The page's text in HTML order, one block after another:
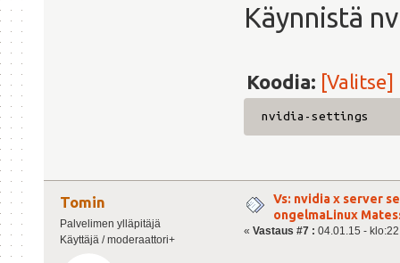
Käynnistä
Koodia: [Valitse]
nvidia-settings
Tomin
Palvelimen ylläpitäjä
Käyttäjä / moderaattori+
Vs: nvidia x server
ongelmaLinux
« Vastaus #7 : 04.01.15 -